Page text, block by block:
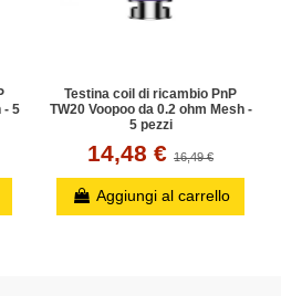
- 5
Testina coil di ricambio PnP
TW20 Voopoo da 0.2 ohm Mesh -
5 pezzi
14,48 € 16,49 €
Aggiungi al carrello